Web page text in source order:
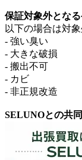
保証対象外とな
以下の場合は対
- 強い臭い
- 大きな破損
- 搬出不可
- カビ
- 非正規改造
SELUNOとの共